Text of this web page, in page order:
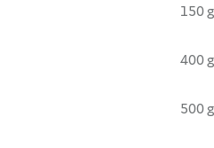
150 g
400 g
500 g